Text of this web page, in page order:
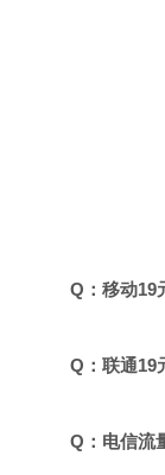
Q：移动19
Q：联通19
Q：电信流